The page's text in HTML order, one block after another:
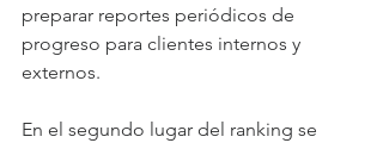
preparar reportes periódicos de
progreso para clientes internos y
externos.
En el segundo lugar del ranking se